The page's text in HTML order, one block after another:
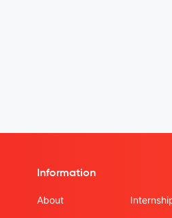
Information
About